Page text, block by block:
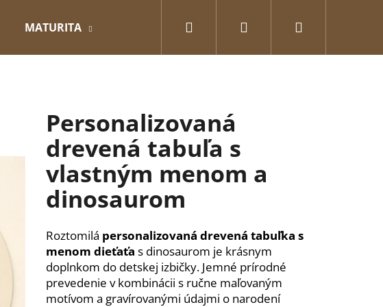
MATURITA GRAVÍROVANÉ Pre zamilovaných
Prihlásenie
Personalizovaná
drevená tabuľa s
vlastným menom a
dinosaurom
Roztomilá personalizovaná drevená tabuľka s
menom dieťaťa s dinosaurom je krásnym
doplnkom do detskej izbičky. Jemné prírodné
prevedenie v kombinácii s ručne maľovaným
motívom a gravírovanými údajmi o narodení
Nasledujúce